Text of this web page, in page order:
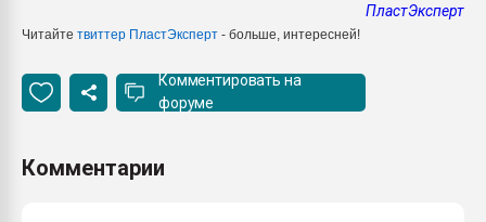
ПластЭксперт
Читайте твиттер ПластЭксперт - больше, интересней!
Комментировать на
форуме
Комментарии